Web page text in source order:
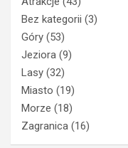
Bez kategorii (3)
Góry (53)
Jeziora (9)
Lasy (32)
Miasto (19)
Morze (18)
Zagranica (16)